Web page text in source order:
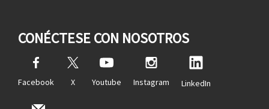
CONÉCTESE CON NOSOTROS
Facebook X Youtube Instagram LinkedIn